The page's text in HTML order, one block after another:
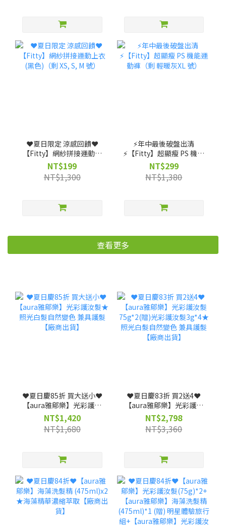
❤️夏日限定 涼感回饋❤️
【Fitty】網紗拼接運動上
衣(黑色)（剩 XS, S, M 號）
NT$199
NT$1,300
⚡️年中最後破盤出清
⚡️【Fitty】超顯瘦 PS 機能
運動褲（剩 輕暖灰XL 號）
NT$299
NT$1,380
查看更多
❤️夏日慶85折 買大送小❤️
【aura雅鄔樂】光彩護汝
髮★照光白髮自然變色 兼
具護髮【廠商出貨】
NT$1,420
NT$1,680
❤️夏日慶83折 買2送4❤️
【aura雅鄔樂】光彩護汝
髮75g*2(贈)光彩護汝髮
3g*4★照光白髮自然變色
兼具護髮【廠商出貨】
NT$2,798
NT$3,360